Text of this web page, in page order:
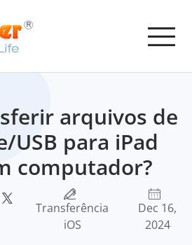
arquivos de
USB para iPad
computador?
Transferência
iOS
Dec 16,
2024